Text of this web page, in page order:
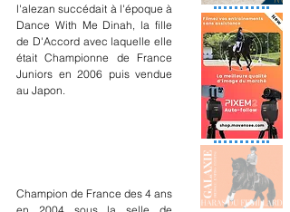
l'alezan succédait à l'époque à
Dance With Me Dinah, la fille
de D'Accord avec laquelle elle
était Championne de France
Juniors en 2006 puis vendue
au Japon.
Champion de France des 4 ans